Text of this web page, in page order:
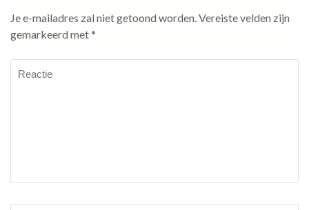
Je e-mailadres zal niet getoond worden.Vereiste velden zijn
gemarkeerd met*